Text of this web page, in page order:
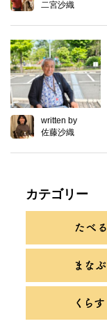
二宮沙織
written by
佐藤沙織
カテゴリー